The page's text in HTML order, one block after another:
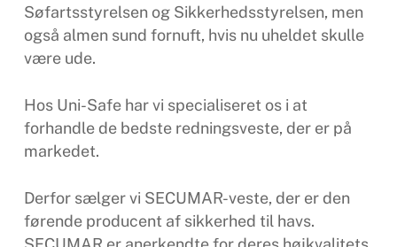
Søfartsstyrelsen og Sikkerhedsstyrelsen, men
også almen sund fornuft, hvis nu uheldet skulle
være ude.
Hos Uni-Safe har vi specialiseret os i at
forhandle de bedste redningsveste, der er på
markedet.
Derfor sælger vi SECUMAR-veste, der er den
førende producent af sikkerhed til havs.